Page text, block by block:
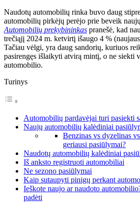
Naudotų automobilių rinka buvo daug
automobilių pirkėjų perėjo prie beveik
Automobilių prekybininkas pranešė, kad
trečiąjį 2024 m. ketvirtį išaugo 4 %
Tačiau vėlgi, yra daug sandorių, kuriuos
pasirengęs išlaikyti atvirą mintį, o ne siekti
automobilio.
Turinys
Automobilių pardavėjai turi pasiekti
Naujų automobilių kalėdiniai
Benzinas vs dyzelinas
geriausi pasiūlymai?
Naudotų automobilių kalėdiniai
Iš anksto registruoti automobiliai
Ne sezono pasiūlymai
Kaip sutaupyti pinigų perkant
Ieškote naujo ar naudoto
padėti